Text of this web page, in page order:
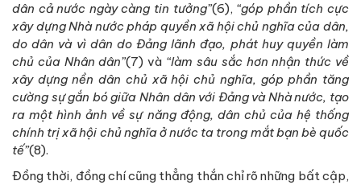
dân cả nước ngày càng tin tưởng”(6), “góp phần tích cực
xây dựng Nhà nước pháp quyền xã hội chủ nghĩa của dân,
do dân và vì dân do Đảng lãnh đạo, phát huy quyền làm
chủ của Nhân dân”(7) và “làm sâu sắc hơn nhận thức về
xây dựng nền dân chủ xã hội chủ nghĩa, góp phần tăng
cường sự gắn bó giữa Nhân dân với Đảng và Nhà nước, tạo
ra một hình ảnh về sự năng động, dân chủ của hệ thống
chính trị xã hội chủ nghĩa ở nước ta trong mắt bạn bè quốc
tế”(8).
Đồng thời, đồng chí cũng thẳng thắn chỉ rõ những bất cập,